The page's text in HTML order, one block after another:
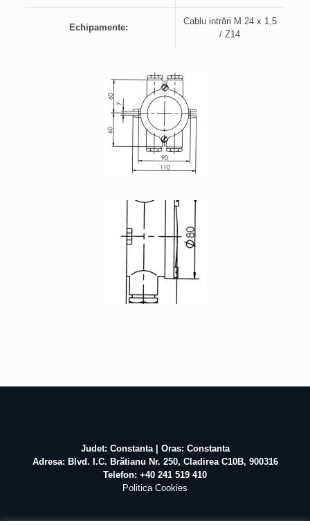
Echipamente:
Cablu intrări M 24 x 1,5
/ Z14
Judet: Constanta | Oras: Constanta
Adresa: Blvd. I.C. Brătianu Nr. 250, Cladirea C10B, 900316
Telefon: +40 241 519 410
Politica Cookies